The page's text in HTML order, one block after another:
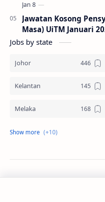
Jawatan Kosong
Masa) UiTM Januari
Jobs by state
Johor
Kelantan
Melaka
Pahang
Pulau Pinang